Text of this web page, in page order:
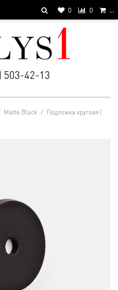
0 0 …
503-42-13
Matte Black / Подложка круглая (